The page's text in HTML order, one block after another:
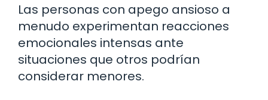
Las personas con apego ansioso a
menudo experimentan reacciones
emocionales intensas ante
situaciones que otros podrían
considerar menores.